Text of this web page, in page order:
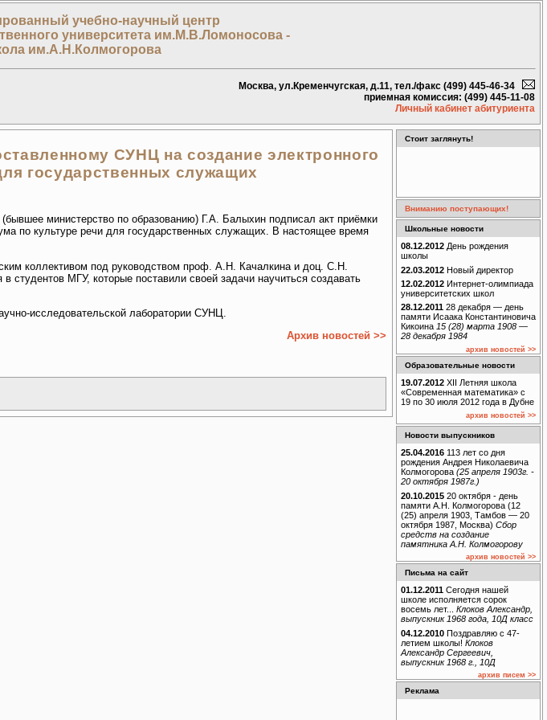
учебно-научный центр
университета им.М.В.Ломоносова -
им.А.Н.Колмогорова
Москва, ул.Кременчугская, д.11, тел./факс (499) 445-46-34
приемная комиссия: (499) 445-11-08
Личный кабинет абитуриента
СУНЦ на создание электронного
государственных служащих
министерство по образованию) Г.А. Балыхин подписал акт приёмки
по культуре речи для государственных служащих. В настоящее время
коллективом под руководством проф. А.Н. Качалкина и доц. С.Н.
МГУ, которые поставили своей задачи научиться создавать
исследовательской лаборатории СУНЦ.
Архив новостей >>
Стоит заглянуть!
Вниманию поступающих!
Школьные новости
08.12.2012 День рождения
школы
22.03.2012 Новый директор
12.02.2012 Интернет-олимпиада
университетских школ
28.12.2011 28 декабря — день
памяти Исаака Константиновича
Кикоина 15 (28) марта 1908 —
28 декабря 1984
архив новостей >>
Образовательные новости
19.07.2012 XII Летняя школа
«Современная математика» с
19 по 30 июля 2012 года в Дубне
архив новостей >>
Новости выпускников
25.04.2016 113 лет со дня
рождения Андрея Николаевича
Колмогорова (25 апреля 1903г. -
20 октября 1987г.)
20.10.2015 20 октября - день
памяти А.Н. Колмогорова (12
(25) апреля 1903, Тамбов — 20
октября 1987, Москва) Сбор
средств на создание
памятника А.Н. Колмогорову
архив новостей >>
Письма на сайт
01.12.2011 Сегодня нашей
школе исполняется сорок
восемь лет... Клоков Александр,
выпускник 1968 года, 10Д класс
04.12.2010 Поздравляю с 47-
летием школы! Клоков
Александр Сергеевич,
выпускник 1968 г., 10Д
архив писем >>
Реклама